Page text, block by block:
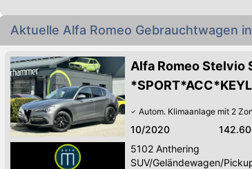
Aktuelle Alfa Romeo Gebrauchtwagen
Alfa Romeo Stelvio
Autom. Klimaanlage mit 2
10/2020
5102 Anthering
SUV/Geländewagen/